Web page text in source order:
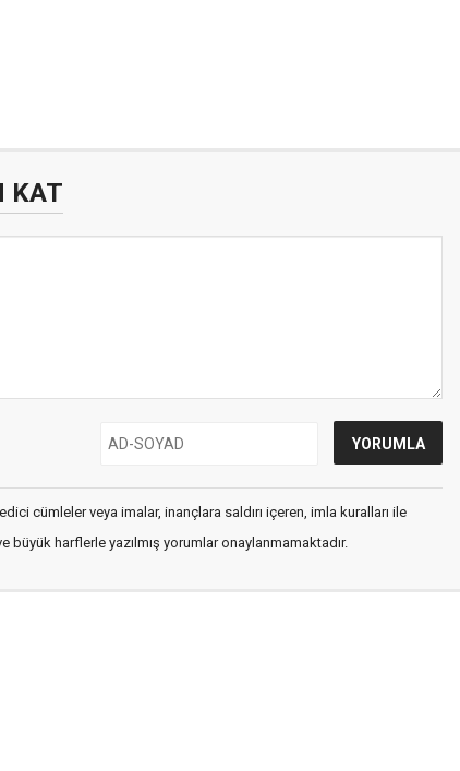
KAT
cümleler veya imalar, inançlara saldırı içeren, imla kuralları ile
büyük harflerle yazılmış yorumlar onaylanmamaktadır.